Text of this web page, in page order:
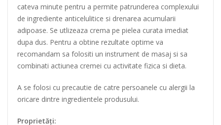
cateva minute pentru a permite patrunderea complexului
de ingrediente anticelulitice si drenarea acumularii
adipoase. Se utlizeaza crema pe pielea curata imediat
dupa dus. Pentru a obtine rezultate optime va
recomandam sa folositi un instrument de masaj si sa
combinati actiunea cremei cu activitate fizica si dieta.
A se folosi cu precautie de catre persoanele cu alergii la
oricare dintre ingredientele produsului.
Proprietăți: